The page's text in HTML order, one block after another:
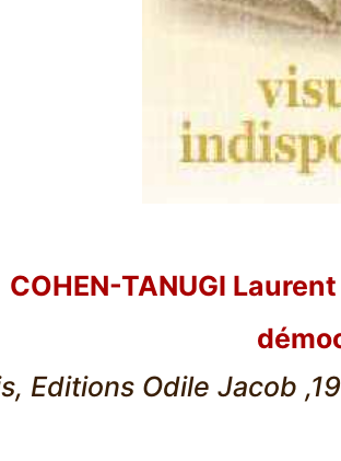
COHEN-TANUGI
Editions Odile Jacob